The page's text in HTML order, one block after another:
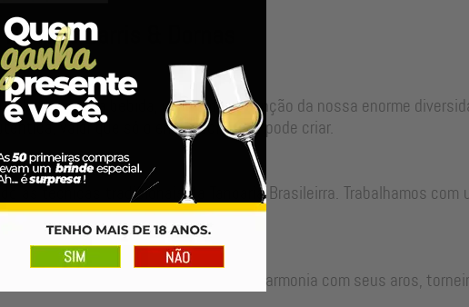
Nossos Barris & Dornas
para sua bebida, resultado da junção da nossa enorme
valor que só o envelhecimento pode criar.
as técnicas tradicionais da Tanoaria Brasileirra. Trabalhamos com
um longo período de uso.
no ajuste perfeito de cada peça em harmonia com seus aros,